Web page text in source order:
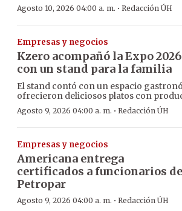
Agosto 10, 2026 04:00 a. m. · Redacción ÚH
Empresas y negocios
Kzero acompañó la Expo 2026
con un stand para la familia
El stand contó con un espacio
ofrecieron deliciosos platos con
Agosto 9, 2026 04:00 a. m. · Redacción ÚH
Empresas y negocios
Americana entrega
certificados a funcionarios de
Petropar
Agosto 9, 2026 04:00 a. m. · Redacción ÚH